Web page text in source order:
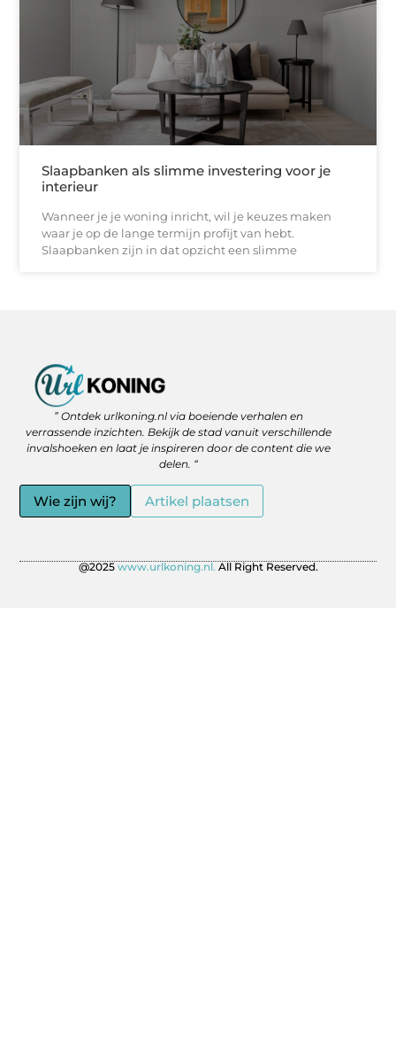
Slaapbanken als slimme investering voor je
interieur
Wanneer je je woning inricht, wil je keuzes maken
waar je op de lange termijn profijt van hebt.
Slaapbanken zijn in dat opzicht een slimme
” Ontdek urlkoning.nl via boeiende verhalen en
verrassende inzichten. Bekijk de stad vanuit verschillende
invalshoeken en laat je inspireren door de content die we
delen. “
Wie zijn wij? Artikel plaatsen
@2025www.urlkoning.nl.All Right Reserved.